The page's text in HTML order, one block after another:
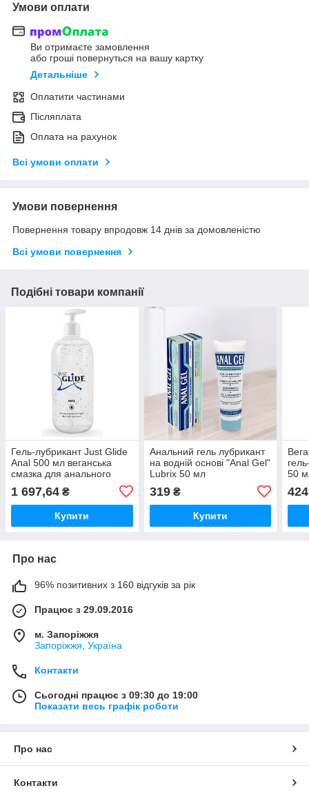
Умови оплати
Ви отримаєте замовлення
або гроші повернуться на вашу картку
Детальніше
Оплатити частинами
Післяплата
Оплата на рахунок
Всі умови оплати
Умови повернення
Повернення товару впродовж 14 днів за домовленістю
Всі умови повернення
Подібні товари компанії
Гель-лубрикант Just Glide
Anal 500 мл веганська
смазка для анального
сексу з водною основою
1 697,64 ₴
Купити
Анальний гель лубрикант
на водній основі "Anal Gel"
Lubrix 50 мл
319₴
Купити
50
Про нас
96% позитивних з 160 відгуків за рік
Працює з 29.09.2016
м. Запоріжжя
Запоріжжя, Україна
Контакти
Сьогодні працює з 09:30 до 19:00
Показати весь графік роботи
Про нас
Контакти